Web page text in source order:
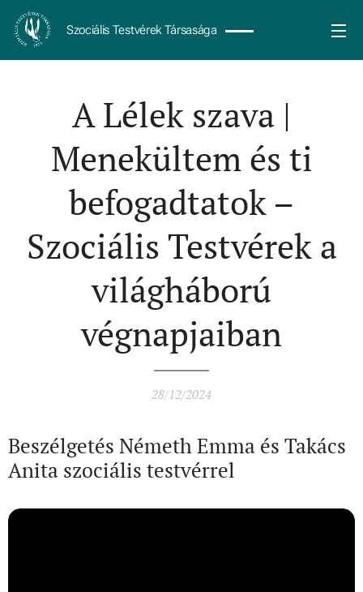
Szociális Testvérek Társasága
A Lélek szava |
Menekültem és ti
befogadtatok –
Szociális Testvérek a
világháború
végnapjaiban
28/12/2024
Beszélgetés Németh Emma és Takács
Anita szociális testvérrel